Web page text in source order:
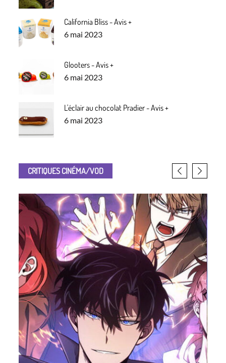
California Bliss - Avis +
Posted
6 mai 2023
Glooters - Avis +
Posted
6 mai 2023
L'éclair au chocolat Pradier - Avis +
Posted
6 mai 2023
CRITIQUES CINÉMA/VOD